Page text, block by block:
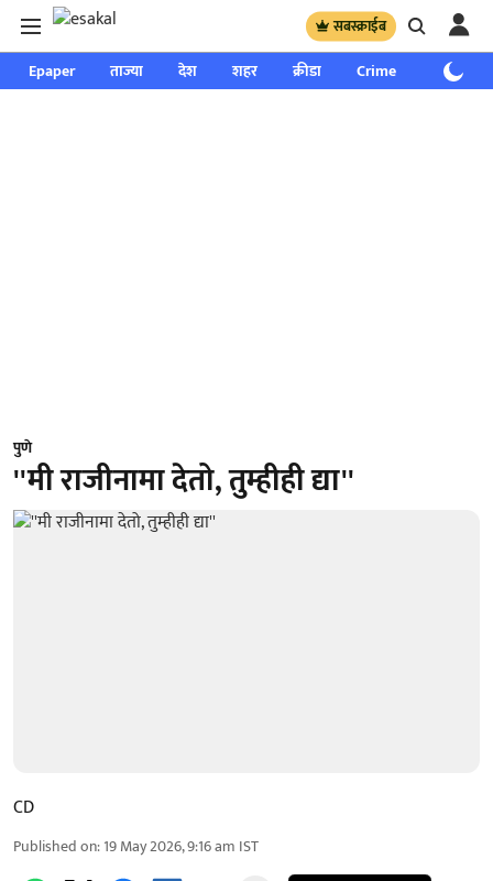
सबस्क्राईब
Epaper ताज्या देश शहर क्रीडा Crime साप्ताहिक
पुणे
''मी राजीनामा देतो, तुम्हीही द्या''
CD
Published on:19 May 2026, 9:16 am IST